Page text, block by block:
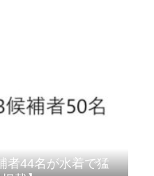
者44名が水着で猛